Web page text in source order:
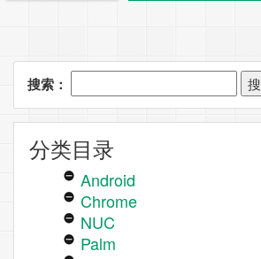
搜索：
分类目录
Android
Chrome
NUC
Palm